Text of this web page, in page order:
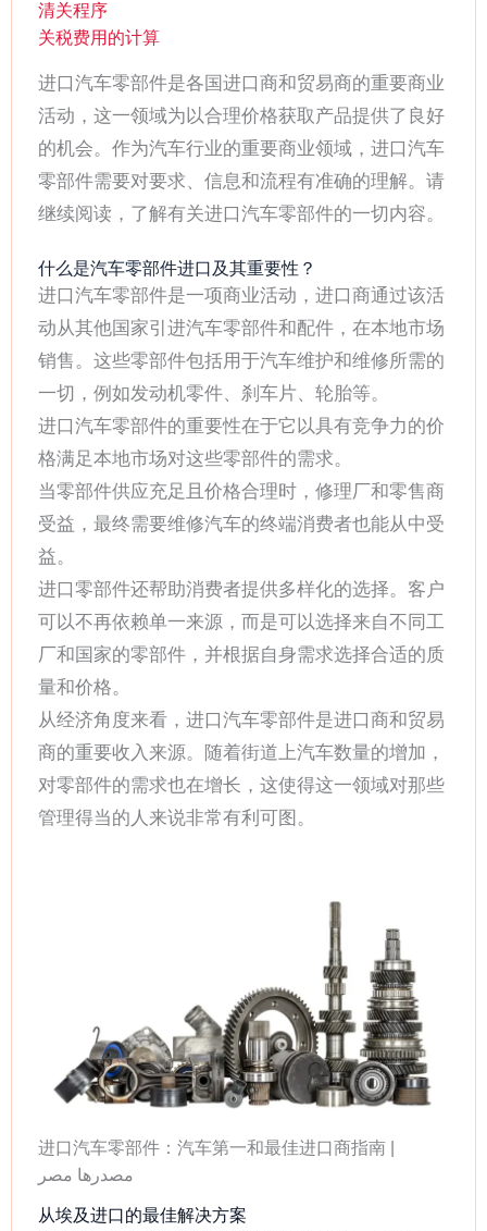
清关程序
关税费用的计算
进口汽车零部件是各国进口商和贸易商的重要商业
活动，这一领域为以合理价格获取产品提供了良好
的机会。作为汽车行业的重要商业领域，进口汽车
零部件需要对要求、信息和流程有准确的理解。请
继续阅读，了解有关进口汽车零部件的一切内容。
什么是汽车零部件进口及其重要性？
进口汽车零部件是一项商业活动，进口商通过该活
动从其他国家引进汽车零部件和配件，在本地市场
销售。这些零部件包括用于汽车维护和维修所需的
一切，例如发动机零件、刹车片、轮胎等。
进口汽车零部件的重要性在于它以具有竞争力的价
格满足本地市场对这些零部件的需求。
当零部件供应充足且价格合理时，修理厂和零售商
受益，最终需要维修汽车的终端消费者也能从中受
益。
进口零部件还帮助消费者提供多样化的选择。客户
可以不再依赖单一来源，而是可以选择来自不同工
厂和国家的零部件，并根据自身需求选择合适的质
量和价格。
从经济角度来看，进口汽车零部件是进口商和贸易
商的重要收入来源。随着街道上汽车数量的增加，
对零部件的需求也在增长，这使得这一领域对那些
管理得当的人来说非常有利可图。
进口汽车零部件：汽车第一和最佳进口商指南 |
مصدرها مصر
从埃及进口的最佳解决方案